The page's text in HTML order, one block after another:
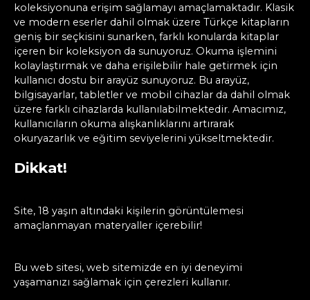
koleksiyonuna erişim sağlamayı amaçlamaktadır. Klasik
ve modern eserler dahil olmak üzere Türkçe kitapların
geniş bir seçkisini sunarken, farklı konularda kitaplar
içeren bir koleksiyon da sunuyoruz. Okuma işlemini
kolaylaştırmak ve daha erişilebilir hale getirmek için
kullanıcı dostu bir arayüz sunuyoruz. Bu arayüz,
bilgisayarlar, tabletler ve mobil cihazlar da dahil olmak
üzere farklı cihazlarda kullanılabilmektedir. Amacımız,
kullanıcıların okuma alışkanlıklarını artırarak
okuryazarlık ve eğitim seviyelerini yükseltmektedir.
Dikkat!
Site, 18 yaşın altındaki kişilerin görüntülemesi
amaçlanmayan materyaller içerebilir!
Bu web sitesi, web sitemizde en iyi deneyimi
yaşamanızı sağlamak için çerezleri kullanır.